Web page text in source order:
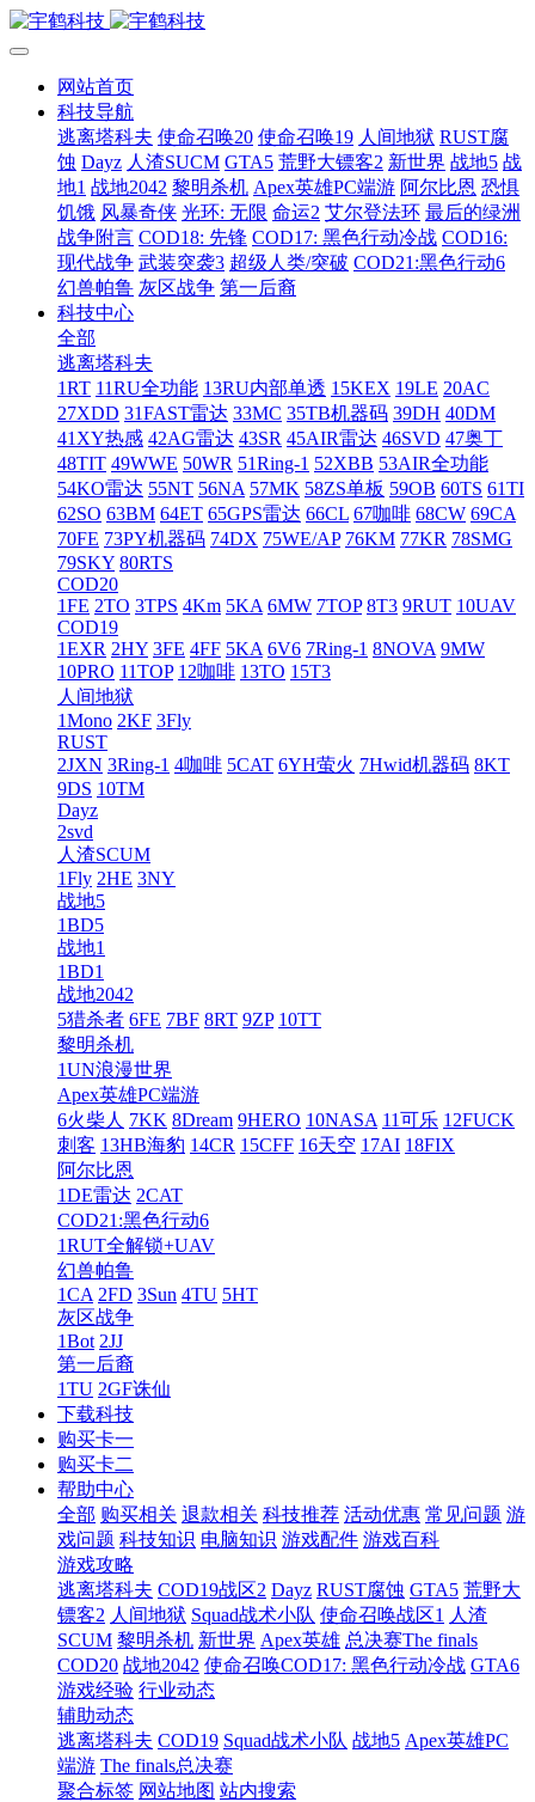
网站首页
科技导航
逃离塔科夫 使命召唤20 使命召唤19 人间地狱 RUST腐
蚀 Dayz 人渣SUCM GTA5 荒野大镖客2 新世界 战地5 战
地1 战地2042 黎明杀机 Apex英雄PC端游 阿尔比恩 恐惧
饥饿 风暴奇侠 光环: 无限 命运2 艾尔登法环 最后的绿洲
战争附言 COD18: 先锋 COD17: 黑色行动冷战 COD16:
现代战争 武装突袭3 超级人类/突破 COD21:黑色行动6
幻兽帕鲁 灰区战争 第一后裔
科技中心
全部
逃离塔科夫
1RT 11RU全功能 13RU内部单透 15KEX 19LE 20AC
27XDD 31FAST雷达 33MC 35TB机器码 39DH 40DM
41XY热感 42AG雷达 43SR 45AIR雷达 46SVD 47奥丁
48TIT 49WWE 50WR 51Ring-1 52XBB 53AIR全功能
54KO雷达 55NT 56NA 57MK 58ZS单板 59OB 60TS 61TI
62SO 63BM 64ET 65GPS雷达 66CL 67咖啡 68CW 69CA
70FE 73PY机器码 74DX 75WE/AP 76KM 77KR 78SMG
79SKY 80RTS
COD20
1FE 2TO 3TPS 4Km 5KA 6MW 7TOP 8T3 9RUT 10UAV
COD19
1EXR 2HY 3FE 4FF 5KA 6V6 7Ring-1 8NOVA 9MW
10PRO 11TOP 12咖啡 13TO 15T3
人间地狱
1Mono 2KF 3Fly
RUST
2JXN 3Ring-1 4咖啡 5CAT 6YH萤火 7Hwid机器码 8KT
9DS 10TM
Dayz
2svd
人渣SCUM
1Fly 2HE 3NY
战地5
1BD5
战地1
1BD1
战地2042
5猎杀者 6FE 7BF 8RT 9ZP 10TT
黎明杀机
1UN浪漫世界
Apex英雄PC端游
6火柴人 7KK 8Dream 9HERO 10NASA 11可乐 12FUCK
刺客 13HB海豹 14CR 15CFF 16天空 17AI 18FIX
阿尔比恩
1DE雷达 2CAT
COD21:黑色行动6
1RUT全解锁+UAV
幻兽帕鲁
1CA 2FD 3Sun 4TU 5HT
灰区战争
1Bot 2JJ
第一后裔
1TU 2GF诛仙
下载科技
购买卡一
购买卡二
帮助中心
全部 购买相关 退款相关 科技推荐 活动优惠 常见问题 游
戏问题 科技知识 电脑知识 游戏配件 游戏百科
游戏攻略
逃离塔科夫 COD19战区2 Dayz RUST腐蚀 GTA5 荒野大
镖客2 人间地狱 Squad战术小队 使命召唤战区1 人渣
SCUM 黎明杀机 新世界 Apex英雄 总决赛The finals
COD20 战地2042 使命召唤COD17: 黑色行动冷战 GTA6
游戏经验 行业动态
辅助动态
逃离塔科夫 COD19 Squad战术小队 战地5 Apex英雄PC
端游 The finals总决赛
聚合标签 网站地图 站内搜索